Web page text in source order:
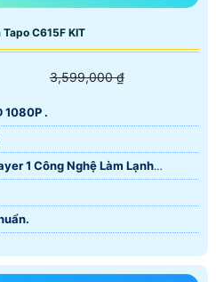
C615F KIT
3,599,000 ₫
1080P .
1 Công Nghệ Làm Lạnh